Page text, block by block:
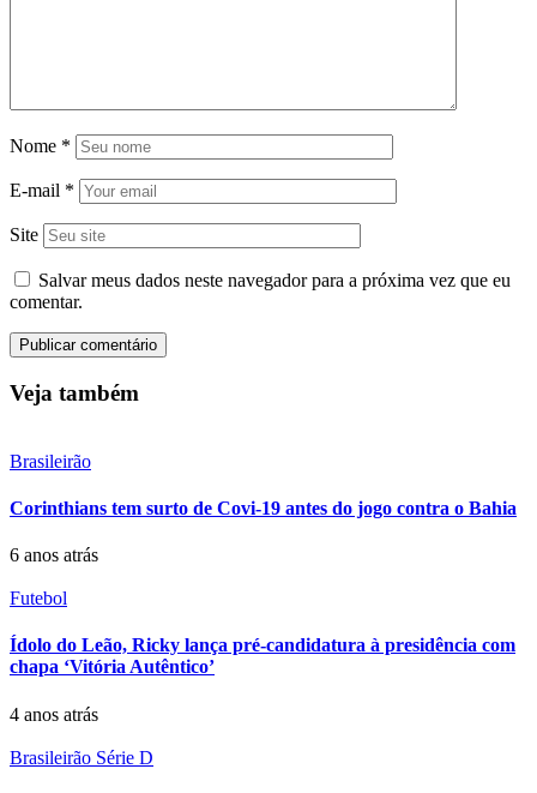
Nome *
E-mail *
Site
Salvar meus dados neste navegador para a próxima vez que eu
comentar.
Veja também
Brasileirão
Corinthians tem surto de Covi-19 antes do jogo contra o Bahia
6 anos atrás
Futebol
Ídolo do Leão, Ricky lança pré-candidatura à presidência com
chapa ‘Vitória Autêntico’
4 anos atrás
Brasileirão Série D